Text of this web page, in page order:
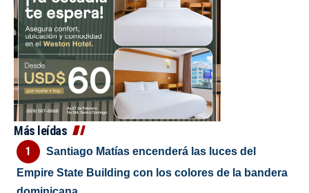
Más leídas
Santiago Matías encenderá las luces del
Empire State Building con los colores de la bandera